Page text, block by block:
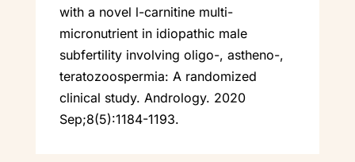
with a novel l-carnitine multi-
micronutrient in idiopathic male
subfertility involving oligo-, astheno-,
teratozoospermia: A randomized
clinical study. Andrology. 2020
Sep;8(5):1184-1193.